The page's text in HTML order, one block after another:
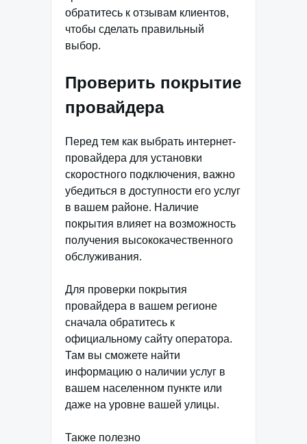
обратитесь к отзывам клиентов,
чтобы сделать правильный
выбор.
Проверить покрытие
провайдера
Перед тем как выбрать интернет-
провайдера для установки
скоростного подключения, важно
убедиться в доступности его услуг
в вашем районе. Наличие
покрытия влияет на возможность
получения высококачественного
обслуживания.
Для проверки покрытия
провайдера в вашем регионе
сначала обратитесь к
официальному сайту оператора.
Там вы сможете найти
информацию о наличии услуг в
вашем населенном пункте или
даже на уровне вашей улицы.
Также полезно